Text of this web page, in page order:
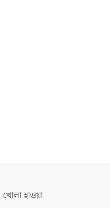
খোলা হাওয়া